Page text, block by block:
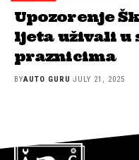
Upozorenje
ljeta uživali u
praznicima
BYAUTO GURU JULY 21, 2025